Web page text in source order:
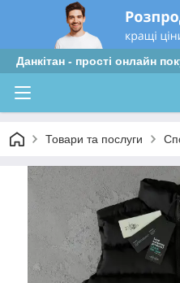
Данкітан - прості онлайн
Товари та послуги